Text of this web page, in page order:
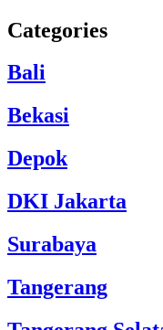
Categories
Bali
Bekasi
Depok
DKI Jakarta
Surabaya
Tangerang